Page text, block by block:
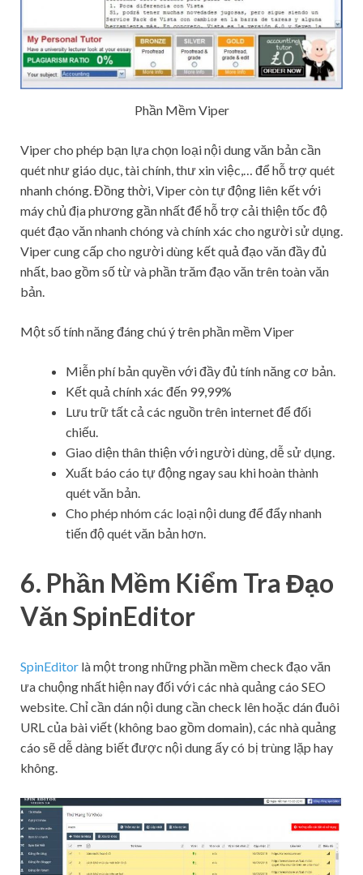
Phần Mềm Viper
Viper cho phép bạn lựa chọn loại nội dung văn bản cần
quét như giáo dục, tài chính, thư xin việc,… để hỗ trợ quét
nhanh chóng. Đồng thời, Viper còn tự động liên kết với
máy chủ địa phương gần nhất để hỗ trợ cải thiện tốc độ
quét đạo văn nhanh chóng và chính xác cho người sử dụng.
Viper cung cấp cho người dùng kết quả đạo văn đầy đủ
nhất, bao gồm số từ và phần trăm đạo văn trên toàn văn
bản.
Một số tính năng đáng chú ý trên phần mềm Viper
Miễn phí bản quyền với đầy đủ tính năng cơ bản.
Kết quả chính xác đến 99,99%
Lưu trữ tất cả các nguồn trên internet để đối
chiếu.
Giao diện thân thiện với người dùng, dễ sử dụng.
Xuất báo cáo tự động ngay sau khi hoàn thành
quét văn bản.
Cho phép nhóm các loại nội dung để đẩy nhanh
tiến độ quét văn bản hơn.
6. Phần Mềm Kiểm Tra Đạo
Văn SpinEditor
SpinEditor là một trong những phần mềm check đạo văn
ưa chuộng nhất hiện nay đối với các nhà quảng cáo SEO
website. Chỉ cần dán nội dung cần check lên hoặc dán đuôi
URL của bài viết (không bao gồm domain), các nhà quảng
cáo sẽ dễ dàng biết được nội dung ấy có bị trùng lặp hay
không.